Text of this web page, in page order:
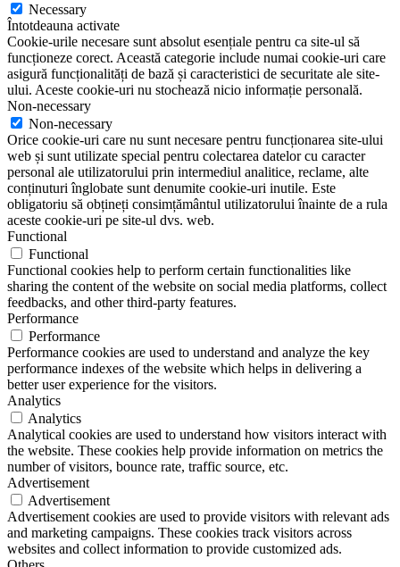
Necessary
Întotdeauna activate
Cookie-urile necesare sunt absolut esențiale pentru ca site-ul să
funcționeze corect. Această categorie include numai cookie-uri care
asigură funcționalități de bază și caracteristici de securitate ale site-
ului. Aceste cookie-uri nu stochează nicio informație personală.
Non-necessary
Non-necessary
Orice cookie-uri care nu sunt necesare pentru funcționarea site-ului
web și sunt utilizate special pentru colectarea datelor cu caracter
personal ale utilizatorului prin intermediul analitice, reclame, alte
conținuturi înglobate sunt denumite cookie-uri inutile. Este
obligatoriu să obțineți consimțământul utilizatorului înainte de a rula
aceste cookie-uri pe site-ul dvs. web.
Functional
Functional
Functional cookies help to perform certain functionalities like
sharing the content of the website on social media platforms, collect
feedbacks, and other third-party features.
Performance
Performance
Performance cookies are used to understand and analyze the key
performance indexes of the website which helps in delivering a
better user experience for the visitors.
Analytics
Analytics
Analytical cookies are used to understand how visitors interact with
the website. These cookies help provide information on metrics the
number of visitors, bounce rate, traffic source, etc.
Advertisement
Advertisement
Advertisement cookies are used to provide visitors with relevant ads
and marketing campaigns. These cookies track visitors across
websites and collect information to provide customized ads.